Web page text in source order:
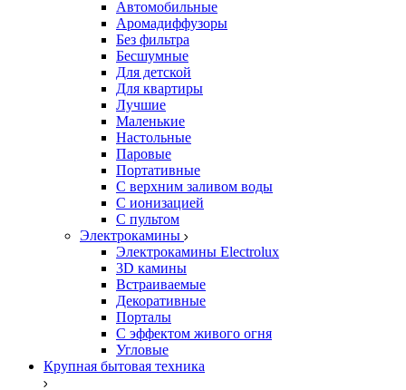
Автомобильные
Аромадиффузоры
Без фильтра
Бесшумные
Для детской
Для квартиры
Лучшие
Маленькие
Настольные
Паровые
Портативные
С верхним заливом воды
С ионизацией
С пультом
Электрокамины
Электрокамины Electrolux
3D камины
Встраиваемые
Декоративные
Порталы
С эффектом живого огня
Угловые
Крупная бытовая техника